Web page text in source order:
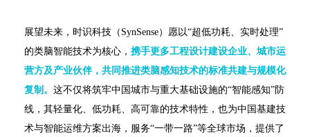
展望未来，时识科技（SynSense）愿以“超低功耗、实时处理”
的类脑智能技术为核心， 携手更多工程设计建设企业、城市运
营方及产业伙伴，共同推进类脑感知技术的标准共建与规模化
复制。 这不仅将筑牢中国城市与重大基础设施的“智能感知”防
线，其轻量化、低功耗、高可靠的技术特性，也为中国基建技
术与智能运维方案出海，服务“一带一路”等全球市场，提供了